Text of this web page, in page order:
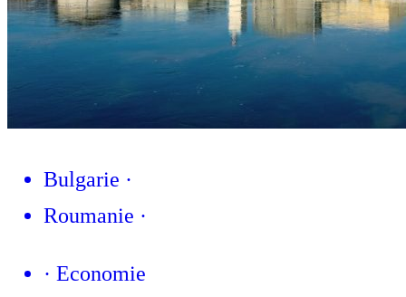
Bulgarie ·
Roumanie ·
· Economie